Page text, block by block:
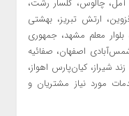
چالوس، گلسار رشت،
ارتش تبریز، بهشتی
معلم مشهد، جمهوری
اصفهان، صفائیه
شیراز، کیان‌پارس اهواز،
مورد نیاز مشتریان و